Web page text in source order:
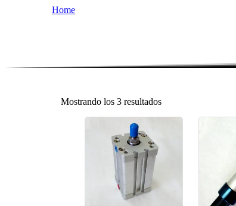
Home
Mostrando los 3 resultados